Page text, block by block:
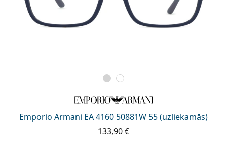
Emporio Armani EA 4160 50881W 55 (uzliekamās)
133,90 €